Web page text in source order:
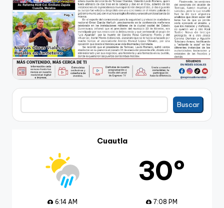
Buscar
Buscar
Cuautla
30º
6:14 AM
7:08 PM